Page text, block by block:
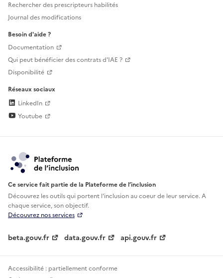
Rechercher des prescripteurs habilités
Journal des modifications
Besoin d'aide ?
Documentation
Qui peut bénéficier des contrats d'IAE ?
Disponibilité
Réseaux sociaux
LinkedIn
Youtube
Ce service fait partie de la Plateforme de l’inclusion
Découvrez les outils qui portent l'inclusion aucoeur de leur service. A
chaque service, son objectif.
Découvrez nos services
beta.gouv.fr data.gouv.fr api.gouv.fr
Accessibilité : partiellement conforme